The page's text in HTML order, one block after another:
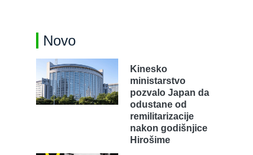
Novo
Kinesko
ministarstvo
pozvalo Japan da
odustane od
remilitarizacije
nakon godišnjice
Hirošime